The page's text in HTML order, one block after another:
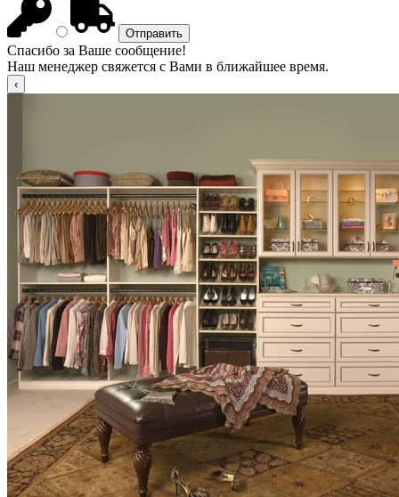
Спасибо за Ваше сообщение!
Наш менеджер свяжется с Вами в ближайшее время.